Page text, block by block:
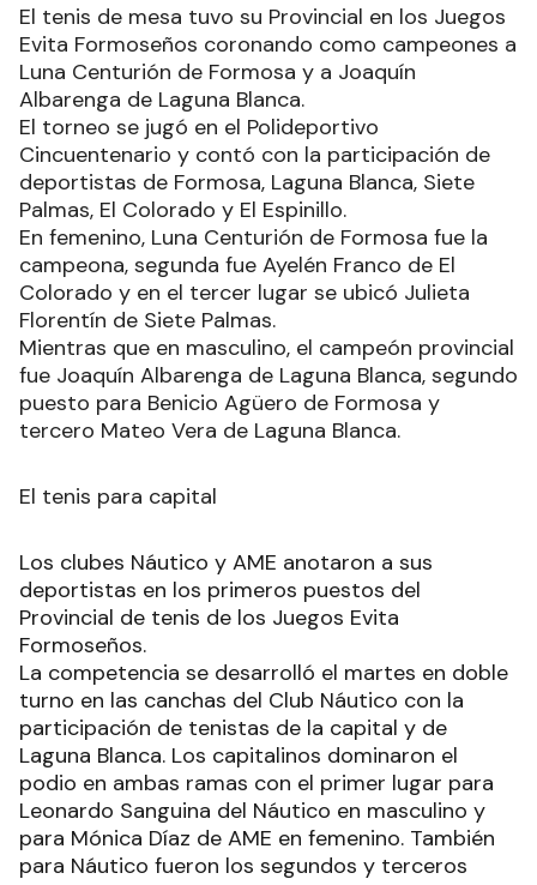
El tenis de mesa tuvo su Provincial en los Juegos
Evita Formoseños coronando como campeones a
Luna Centurión de Formosa y a Joaquín
Albarenga de Laguna Blanca.
El torneo se jugó en el Polideportivo
Cincuentenario y contó con la participación de
deportistas de Formosa, Laguna Blanca, Siete
Palmas, El Colorado y El Espinillo.
En femenino, Luna Centurión de Formosa fue la
campeona, segunda fue Ayelén Franco de El
Colorado y en el tercer lugar se ubicó Julieta
Florentín de Siete Palmas.
Mientras que en masculino, el campeón provincial
fue Joaquín Albarenga de Laguna Blanca, segundo
puesto para Benicio Agüero de Formosa y
tercero Mateo Vera de Laguna Blanca.
El tenis para capital
Los clubes Náutico y AME anotaron a sus
deportistas en los primeros puestos del
Provincial de tenis de los Juegos Evita
Formoseños.
La competencia se desarrolló el martes en doble
turno en las canchas del Club Náutico con la
participación de tenistas de la capital y de
Laguna Blanca. Los capitalinos dominaron el
podio en ambas ramas con el primer lugar para
Leonardo Sanguina del Náutico en masculino y
para Mónica Díaz de AME en femenino. También
para Náutico fueron los segundos y terceros